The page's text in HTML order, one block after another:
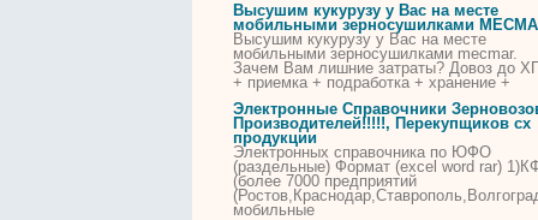
Высушим кукурузу у Вас на месте
мобильными зерносушилками
Высушим кукурузу у Вас на месте
мобильными зерносушилками mecmar.
Зачем Вам лишние затраты? Довоз до
+ приемка + подработка + хранение +
Электронные Справочники
Производителей!!!!!, Перекупщиков сх
продукции
Электронных справочника по ЮФО
(раздельные) Формат (excel word rar)
(более 7000 предприятий
мобильные